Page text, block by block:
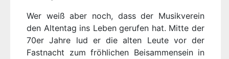
Wer weiß aber noch, dass der Musikverein
den Altentag ins Leben gerufen hat. Mitte der
70er Jahre lud er die alten Leute vor der
Fastnacht zum fröhlichen Beisammensein in